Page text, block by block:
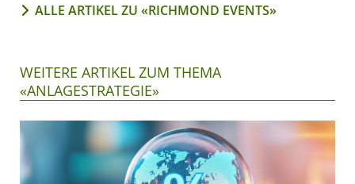
ALLE ARTIKEL ZU «RICHMOND EVENTS»
WEITERE ARTIKEL ZUM THEMA
«ANLAGESTRATEGIE»